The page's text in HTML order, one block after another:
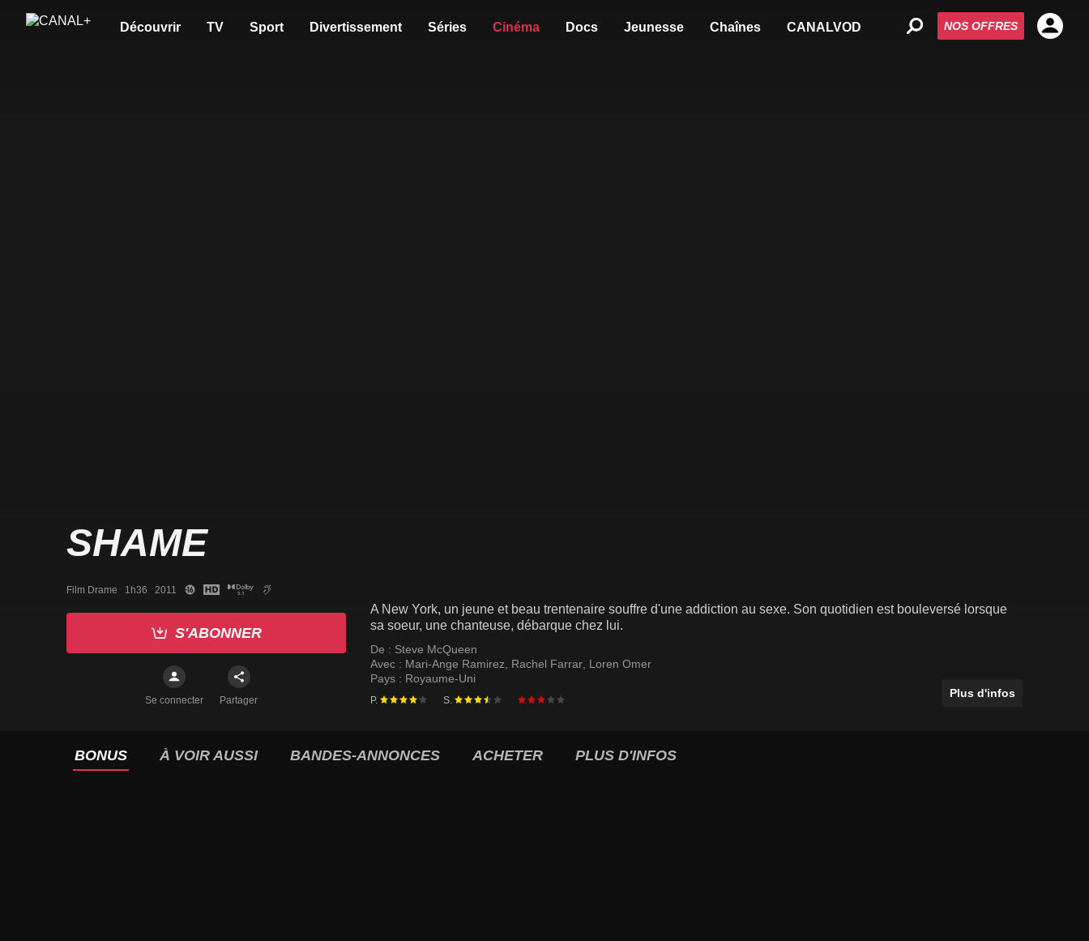
Découvrir TV Sport Divertissement Séries Cinéma Docs Jeunesse Chaînes CANALVOD NOS OFFRES
SHAME
Film Drame   1h36   2011
S'ABONNER
Se connecter Partager
A New York, un jeune et beau trentenaire souffre d'une addiction au sexe. Son quotidien est bouleversé lorsque
sa soeur, une chanteuse, débarque chez lui.
De : Steve McQueen
Avec : Mari-Ange Ramirez Rachel Farrar Loren Omer
Pays : Royaume-Uni
P. S.
Plus d'infos
BONUS À VOIR AUSSI BANDES-ANNONCES ACHETER PLUS D'INFOS